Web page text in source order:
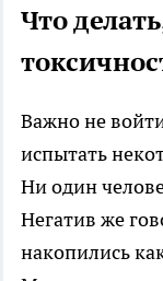
Что
Важно не
испытать
Ни один
Негатив же
накопились